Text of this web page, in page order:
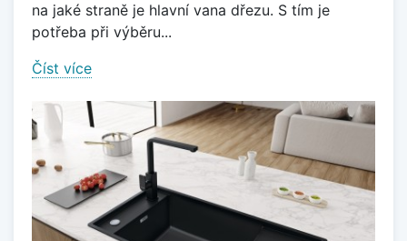
na jaké straně je hlavní vana dřezu. S tím je
potřeba při výběru...
Číst více